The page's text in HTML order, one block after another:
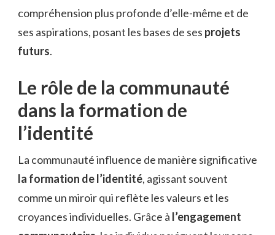
compréhension plus profonde d’elle-même et de
ses aspirations, posant les bases de ses projets
futurs.
Le rôle de la communauté
dans la formation de
l’identité
La communauté influence de manière significative
la formation de l’identité, agissant souvent
comme un miroir qui reflète les valeurs et les
croyances individuelles. Grâce à l’engagement